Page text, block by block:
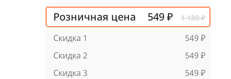
Розничная цена 549 ₽ 1 180 ₽
Скидка 1
549 ₽
Скидка 2
549 ₽
Скидка 3
549 ₽